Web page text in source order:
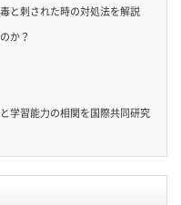
と刺された時の対処法を解説
か？
学習能力の相関を国際共同研究